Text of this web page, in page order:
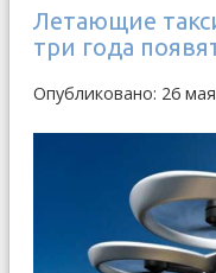
Летающие
три года
Опубликовано: 26